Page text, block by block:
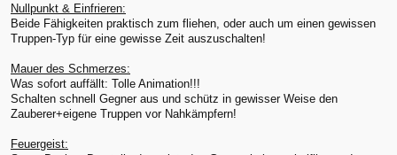
Nullpunkt & Einfrieren:
Beide Fähigkeiten praktisch zum fliehen, oder auch um einen gewissen
Truppen-Typ für eine gewisse Zeit auszuschalten!
Mauer des Schmerzes:
Was sofort auffällt: Tolle Animation!!!
Schalten schnell Gegner aus und schütz in gewisser Weise den
Zauberer+eigene Truppen vor Nahkämpfern!
Feuergeist: